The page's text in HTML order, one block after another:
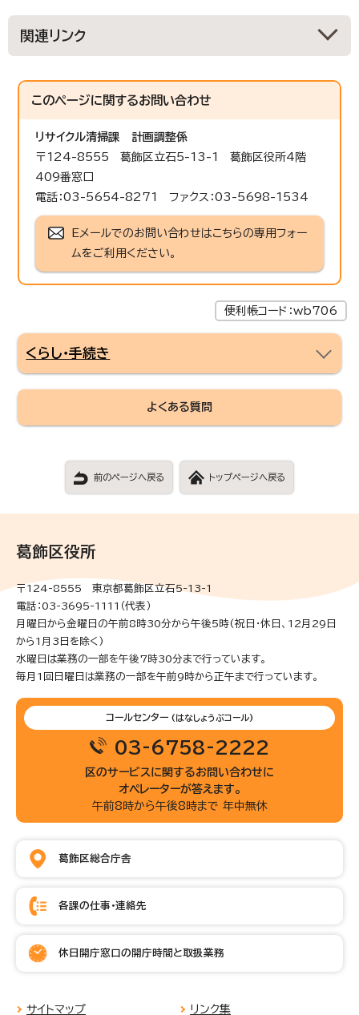
関連リンク
このページに関するお問い合わせ
リサイクル清掃課
計画調整係
〒124-8555 葛飾区立石5-13-1 葛飾区役所4階
409番窓口
電話：03-5654-8271 ファクス：03-5698-1534
Eメールでのお問い合わせはこちらの専用フォー
ムをご利用ください。
便利帳コード：wb706
くらし・手続き
よくある質問
前のページへ戻る トップページへ戻る
葛飾区役所
〒124-8555 東京都葛飾区立石5-13-1
電話：03-3695-1111（代表）
月曜日から金曜日の午前8時30分から午後5時(祝日・休日、12月29日
から1月3日を除く)
水曜日は業務の一部を午後7時30分まで行っています。
毎月1回日曜日は業務の一部を午前9時から正午まで行っています。
コールセンター (はなしょうぶコール)
03-6758-2222
区のサービスに関するお問い合わせに
オペレーターが答えます。
午前8時から午後8時まで 年中無休
葛飾区総合庁舎
各課の仕事・連絡先
休日開庁窓口の開庁時間と取扱業務
サイトマップ リンク集